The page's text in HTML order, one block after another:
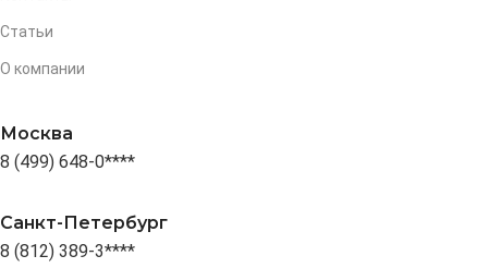
Статьи
О компании
Москва
8 (499) 648-0****
Санкт-Петербург
8 (812) 389-3****